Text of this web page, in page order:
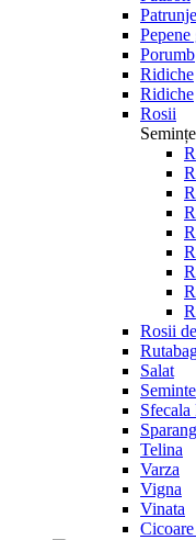
Pepene
Porumb
Ridiche
Ridiche
Rosii
Rosii
Salat
Sfecala
Telina
Varza
Vigna
Vinata
Сicoare